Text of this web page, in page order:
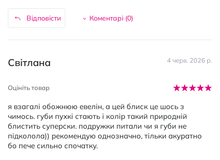
Відповісти Коментарі (0)
Світлана 4 черв. 2026 р.
Оцініть товар
я взагалі обожнюю евелін, а цей блиск це шось з
чимось. губи пухкі стають і колір такий природній
блистить суперски. подружки питали чи я губи не
підколола)) рекомендую однозначно, тільки акуратно
бо пече сильно спочатку.